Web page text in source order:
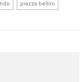
piazza bellini